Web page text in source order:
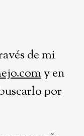
de mi
y en
por